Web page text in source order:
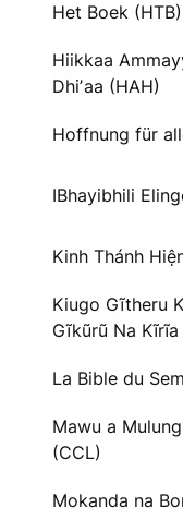
Het Boek (HTB)
Hiikkaa
Dhiʼaa (HAH)
Hoffnung für
IBhayibhili
Kinh Thánh
Kiugo Gĩtheru
Gĩkũrũ Na Kĩrĩa
La Bible du
Mawu a
(CCL)
Mokanda na